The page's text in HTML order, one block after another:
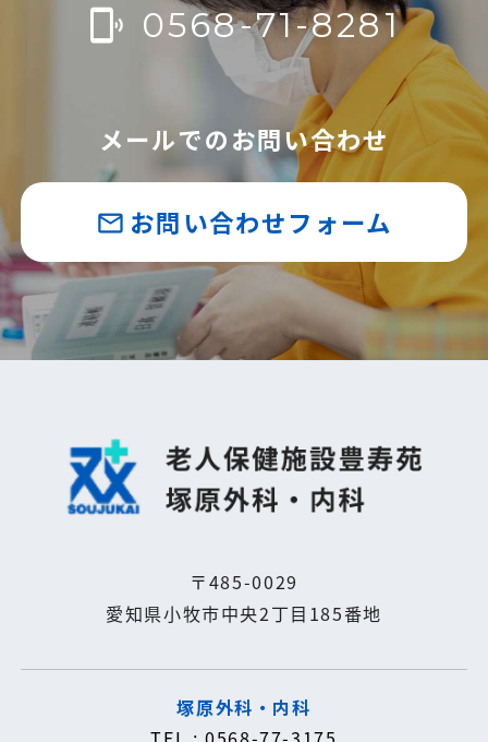
phonelink_ring 0568-71-8281
メールでのお問い合わせ
mail_outline お問い合わせフォーム
〒485-0029
愛知県小牧市中央2丁目185番地
塚原外科・内科